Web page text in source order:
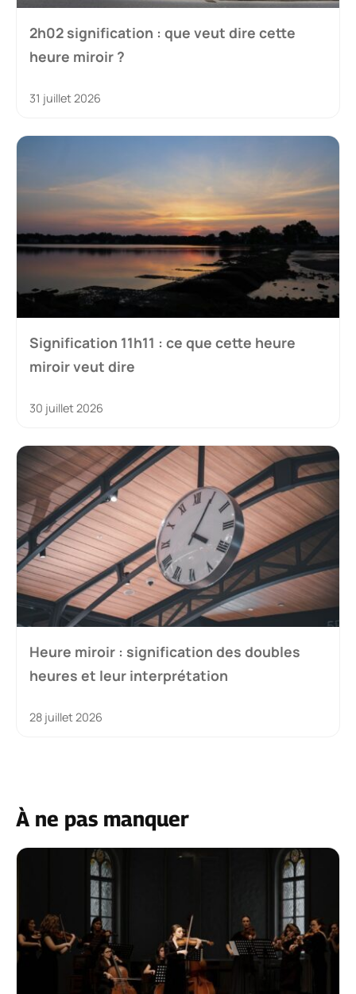
2h02 signification : que veut dire cette
heure miroir ?
31 juillet 2026
Signification 11h11 : ce que cette heure
miroir veut dire
30 juillet 2026
Heure miroir : signification des doubles
heures et leur interprétation
28 juillet 2026
À ne pas manquer